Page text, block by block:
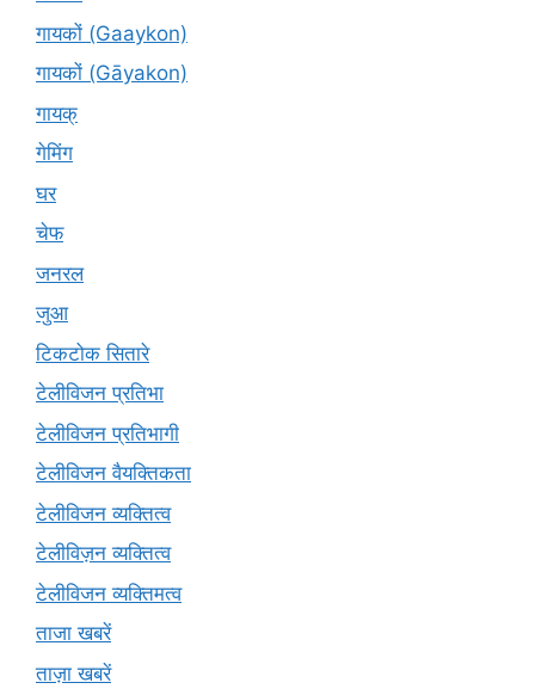
गायकों (Gaaykon)
गायकों (Gāyakon)
गायक्
गेमिंग
घर
चेफ
जनरल
जुआ
टिकटोक सितारे
टेलीविजन प्रतिभा
टेलीविजन प्रतिभागी
टेलीविजन वैयक्तिकता
टेलीविजन व्यक्तित्व
टेलीविज़न व्यक्तित्व
टेलीविजन व्यक्तिमत्व
ताजा खबरें
ताज़ा खबरें